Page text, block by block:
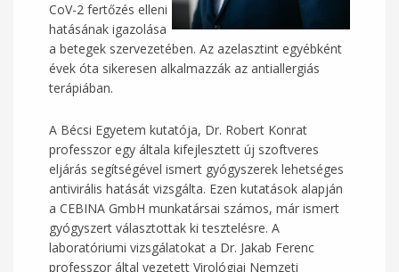
CoV-2 fertőzés elleni
hatásának igazolása
a betegek szervezetében. Az azelasztint egyébként
évek óta sikeresen alkalmazzák az antiallergiás
terápiában.
A Bécsi Egyetem kutatója, Dr. Robert Konrat
professzor egy általa kifejlesztett új szoftveres
eljárás segítségével ismert gyógyszerek lehetséges
antivirális hatását vizsgálta. Ezen kutatások alapján
a CEBINA GmbH munkatársai számos, már ismert
gyógyszert választottak ki tesztelésre. A
laboratóriumi vizsgálatokat a Dr. Jakab Ferenc
professzor által vezetett Virológiai Nemzeti